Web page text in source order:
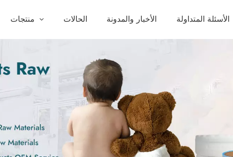
الحالات الأخبار والمدونة الأسئلة المتداولة